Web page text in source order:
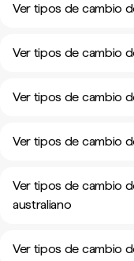
Ver tipos de cambio
Ver tipos de cambio
Ver tipos de cambio
Ver tipos de cambio
Ver tipos de cambio
australiano
Ver tipos de cambio